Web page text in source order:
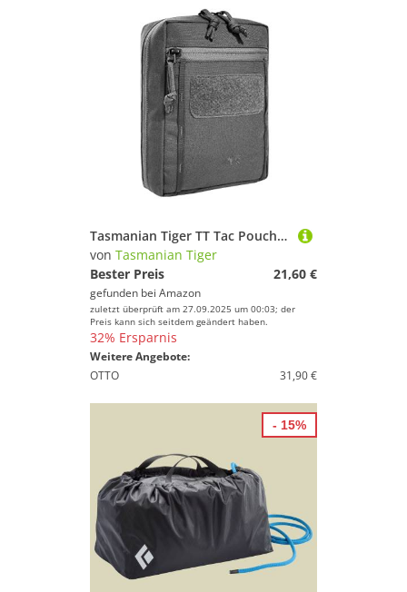
Tasmanian Tiger TT Tac Pouch 6.1 Rucksack Zusatz-Tasche mit Patch Klett-Fläche Molle-System kompatibel, Zubehör-Tasche für EDC, Werkzeug oder kleine Erste Hilfe Sets, 20 x 15 x 6 cm, Titan Grey
von Tasmanian Tiger
Bester Preis
21,60 €
gefunden bei Amazon
zuletzt überprüft am 27.09.2025 um 00:03; der
Preis kann sich seitdem geändert haben.
32% Ersparnis
Weitere Angebote:
OTTO
31,90 €
- 15%